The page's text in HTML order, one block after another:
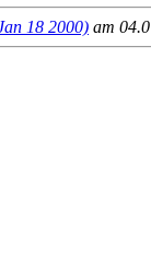
18 2000) am